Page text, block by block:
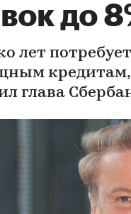
до
лет
кредитам,
глава